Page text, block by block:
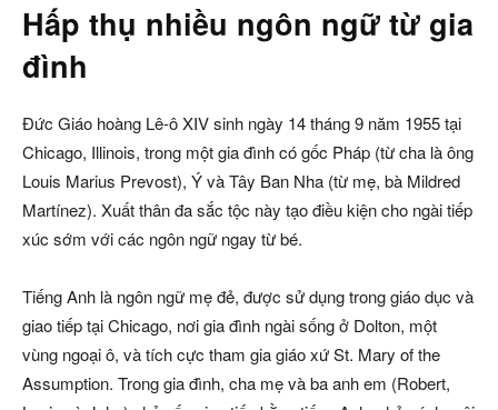
Hấp thụ nhiều ngôn ngữ từ gia
đình
Đức Giáo hoàng Lê-ô XIV sinh ngày 14 tháng 9 năm 1955 tại
Chicago, Illinois, trong một gia đình có gốc Pháp (từ cha là ông
Louis Marius Prevost), Ý và Tây Ban Nha (từ mẹ, bà Mildred
Martínez). Xuất thân đa sắc tộc này tạo điều kiện cho ngài tiếp
xúc sớm với các ngôn ngữ ngay từ bé.
Tiếng Anh là ngôn ngữ mẹ đẻ, được sử dụng trong giáo dục và
giao tiếp tại Chicago, nơi gia đình ngài sống ở Dolton, một
vùng ngoại ô, và tích cực tham gia giáo xứ St. Mary of the
Assumption. Trong gia đình, cha mẹ và ba anh em (Robert,